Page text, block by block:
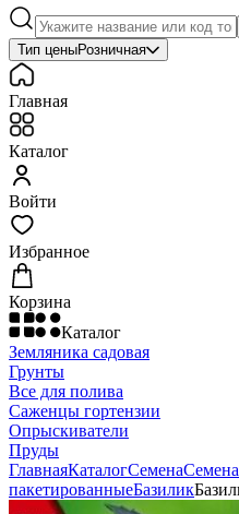
Тип ценыРозничная
Главная
Каталог
Войти
Избранное
Корзина
Каталог
Земляника садовая
Грунты
Все для полива
Саженцы гортензии
Опрыскиватели
Пруды
ГлавнаяКаталогСемена
пакетированныеБазилик